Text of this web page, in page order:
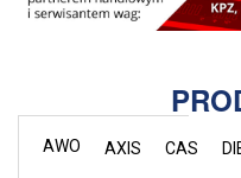
AWO AXIS CAS